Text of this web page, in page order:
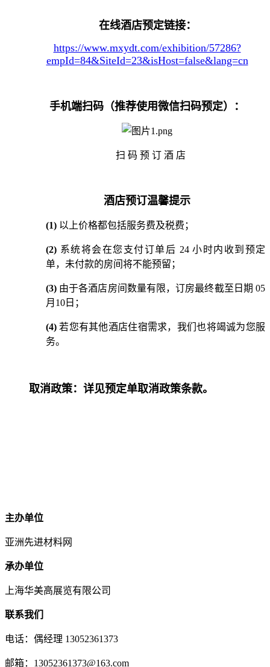
在线酒店预定链接：
https://www.mxydt.com/exhibition/57286?
empId=84&SiteId=23&isHost=false&lang=cn
手机端扫码（推荐使用微信扫码预定）：
扫 码 预 订 酒 店
酒店预订温馨提示
(1) 以上价格都包括服务费及税费；
(2) 系统将会在您支付订单后 24 小时内收到预定
单，未付款的房间将不能预留；
(3) 由于各酒店房间数量有限，订房最终截至日期 05
月10日；
(4)若您有其他酒店住宿需求，我们也将竭诚为您服
务。
取消政策： 详见预定单取消政策条款。
主办单位
亚洲先进材料网
承办单位
上海华美高展览有限公司
联系我们
电话：偶经理 13052361373
邮箱：13052361373@163.com